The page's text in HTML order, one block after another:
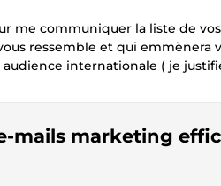
me communiquer la liste de
ressemble et qui emmènera
internationale ( je
mails marketing